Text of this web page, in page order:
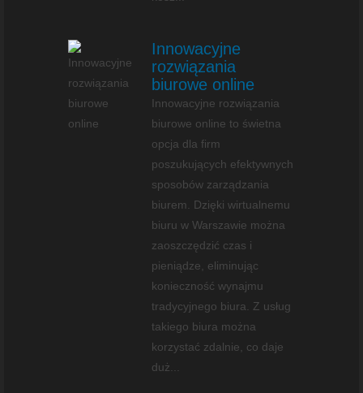
Innowacyjne
rozwiązania
biurowe online
Innowacyjne rozwiązania
biurowe online to świetna
opcja dla firm
poszukujących efektywnych
sposobów zarządzania
biurem. Dzięki wirtualnemu
biuru w Warszawie można
zaoszczędzić czas i
pieniądze, eliminując
konieczność wynajmu
tradycyjnego biura. Z usług
takiego biura można
korzystać zdalnie, co daje
duż...